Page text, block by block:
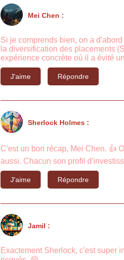
Mei Chen :
Si je comprends bien, on a
la diversification des placements
expérience concrète où il a évité
J'aime Répondre
Sherlock Holmes :
C'est un bon récap, Mei Chen. 👍
aussi. Chacun son profil
J'aime Répondre
Jamil :
Exactement Sherlock, c'est super